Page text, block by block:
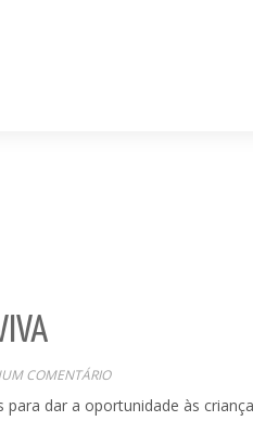
COMENTÁRIO
dar a oportunidade às